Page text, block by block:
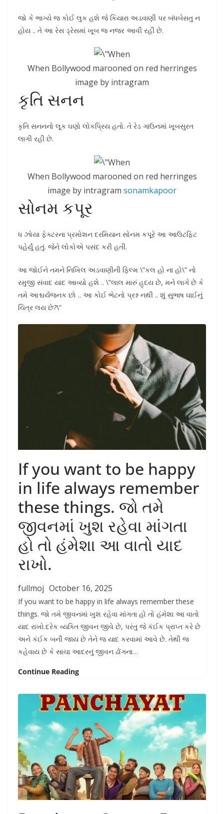
જો કે ભાગ્યે જ કોઈ લુક હશે જે કિયારા અડવાણી પર બંધબેસતુ ન
હોય .. તે આ રેસ ડ્રેસમાં ખૂબ જ નજર આવી રહી છે.
When Bollywood marooned on red herringes
image by intragram
કૃતિ સનન
કૃતિ સનનનો લૂક ઘણો લોકપ્રિય હતો. તે રેડ ગાઉનમાં ખૂબસુરત
લાગી રહી છે.
When Bollywood marooned on red herringes
image by intragram sonamkapoor
સોનમ કપૂર
ધ ઝોયા ફેક્ટરના પ્રમોશન દરમિયાન સોનમ કપૂરે આ આઉટફિટ
પહેર્યું હતું. જેને લોકોએ પસંદ કરી હતી.
આ જોઈને તમને નિખિલ અડવાણીની ફિલ્મ \”કલ હો ના હો\” નો
રમુજી સંવાદ યાદ આવ્યો હશે .. \”લાલ મારું હૃદય છે, મને લાગે છે કે
તમે આશ્ચર્યજનક છો .. આ કોઈ ભેટનો પ્રશ્ન નથી .. શું સુભાષ ઘાઈનું
ચિત્ર લય છે?\”
If you want to be happy
in life always remember
these things. જો તમે
જીવનમાં ખુશ રહેવા માંગતા
હો તો હંમેશા આ વાતો યાદ
રાખો.
fullmoj October 16, 2025
If you want to be happy in life always remember these
things. જો તમે જીવનમાં ખુશ રહેવા માંગતા હો તો હંમેશા આ વાતો
યાદ રાખો.દરેક વ્યક્તિ જીવન જીવે છે, પરંતુ જે કંઈક પ્રાપ્ત કરે છે
અને કંઈક બની જાય છે તેને જ યાદ કરવામાં આવે છે. તેથી જ
કહેવાય છે કે સાચા આદરનું જીવન ઢોંગના…
Continue Reading